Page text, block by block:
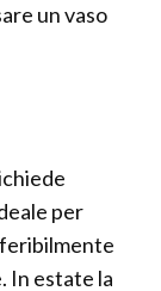
un vaso
per
In estate la